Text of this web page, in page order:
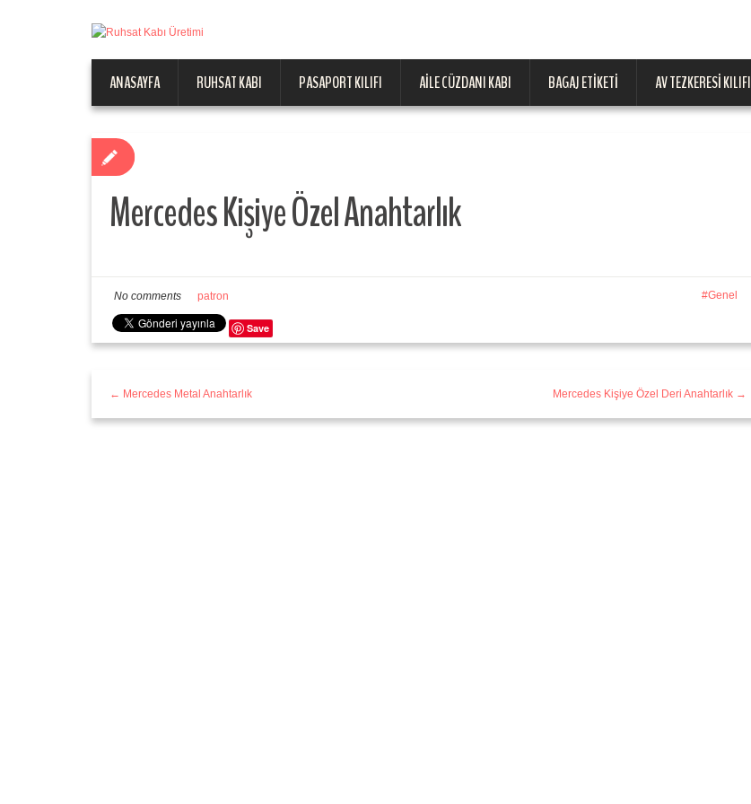
ANASAYFA RUHSAT KABI PASAPORT KILIFI AILE CÜZDANI KABI BAGAJ ETIKETI AV TEZKERESI KILIFI
Mercedes Kişiye Özel Anahtarlık
Genel
No comments patron
Save
← Mercedes Metal Anahtarlık Mercedes Kişiye Özel Deri Anahtarlık →